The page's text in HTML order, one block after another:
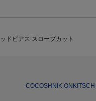
ドピアス スロープカット
COCOSHNIK ONKITSCH